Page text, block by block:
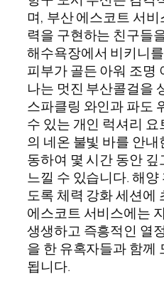
며, 부산 에스코트 서
력을 구현하는 친구들
해수욕장에서 비키니
피부가 골든 아워 조명
나는 멋진 부산콜걸을
스파클링 와인과 파도
수 있는 개인 럭셔리
의 네온 불빛 바를 안
동하여 몇 시간 동안
느낄 수 있습니다. 해
도록 체력 강화 세션에
에스코트 서비스에는
생생하고 즉흥적인 열
을 한 유혹자들과 함께
됩니다.